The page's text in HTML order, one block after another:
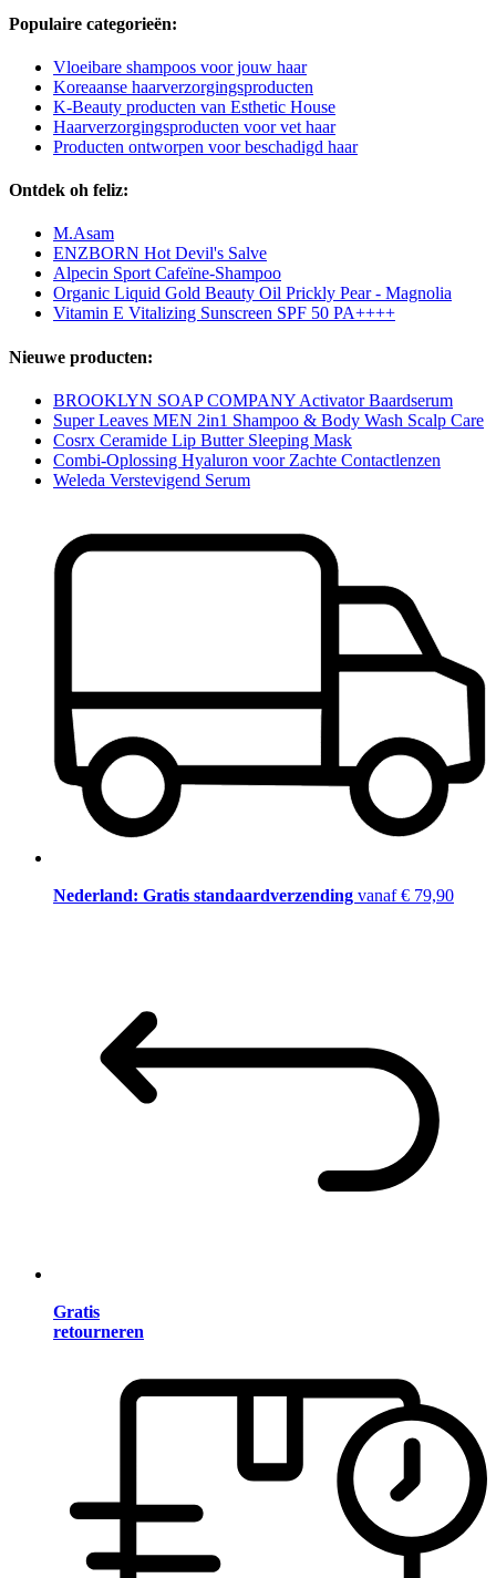
Populaire categorieën:
Vloeibare shampoos voor jouw haar
Koreaanse haarverzorgingsproducten
K-Beauty producten van Esthetic House
Haarverzorgingsproducten voor vet haar
Producten ontworpen voor beschadigd haar
Ontdek oh feliz:
M.Asam
ENZBORN Hot Devil's Salve
Alpecin Sport Cafeïne-Shampoo
Organic Liquid Gold Beauty Oil Prickly Pear - Magnolia
Vitamin E Vitalizing Sunscreen SPF 50 PA++++
Nieuwe producten:
BROOKLYN SOAP COMPANY Activator Baardserum
Super Leaves MEN 2in1 Shampoo & Body Wash Scalp Care
Cosrx Ceramide Lip Butter Sleeping Mask
Combi-Oplossing Hyaluron voor Zachte Contactlenzen
Weleda Verstevigend Serum
Nederland: Gratis standaardverzending vanaf € 79,90
Gratis
retourneren